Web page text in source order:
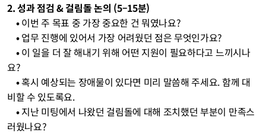
2. 성과 점검 & 걸림돌 논의 (5–15분)
    •
이번 주 목표 중 가장 중요한 건 뭐였나요?
    •
업무 진행에 있어서 가장 어려웠던 점은 무엇인가요?
    •
이 일을 더 잘 해내기 위해 어떤 지원이 필요하다고 느끼시나
요?
    •
혹시 예상되는 장애물이 있다면 미리 말씀해 주세요. 함께 대
비할 수 있도록요.
    •
지난 미팅에서 나왔던 걸림돌에 대해 조치했던 부분이 만족스
러웠나요?